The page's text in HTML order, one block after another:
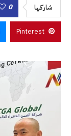
شاركها 0
Pinterest